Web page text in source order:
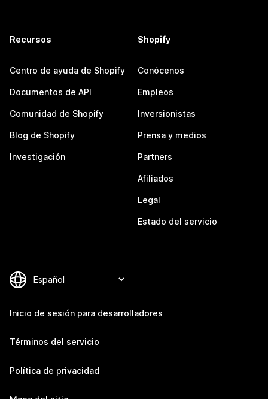
Recursos
Centro de ayuda de Shopify
Documentos de API
Comunidad de Shopify
Blog de Shopify
Investigación
Shopify
Conócenos
Empleos
Inversionistas
Prensa y medios
Partners
Afiliados
Legal
Estado del servicio
Inicio de sesión para desarrolladores
Términos del servicio
Política de privacidad